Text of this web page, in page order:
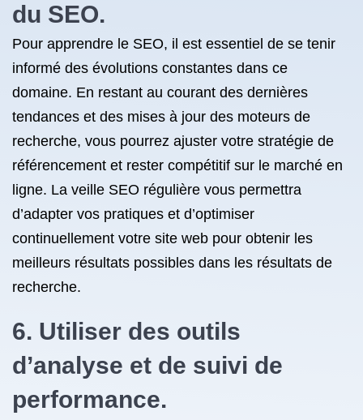
du SEO.
Pour apprendre le SEO, il est essentiel de se tenir
informé des évolutions constantes dans ce
domaine. En restant au courant des dernières
tendances et des mises à jour des moteurs de
recherche, vous pourrez ajuster votre stratégie de
référencement et rester compétitif sur le marché en
ligne. La veille SEO régulière vous permettra
d’adapter vos pratiques et d’optimiser
continuellement votre site web pour obtenir les
meilleurs résultats possibles dans les résultats de
recherche.
6. Utiliser des outils
d’analyse et de suivi de
performance.